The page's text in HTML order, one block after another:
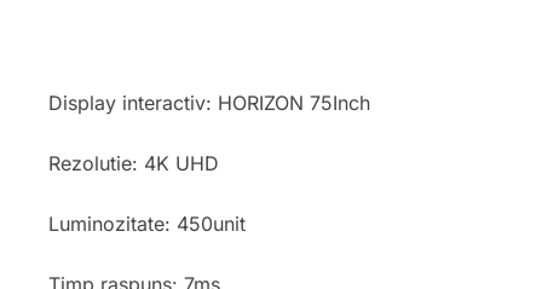
Display interactiv: HORIZON 75Inch
Rezolutie: 4K UHD
Luminozitate: 450unit